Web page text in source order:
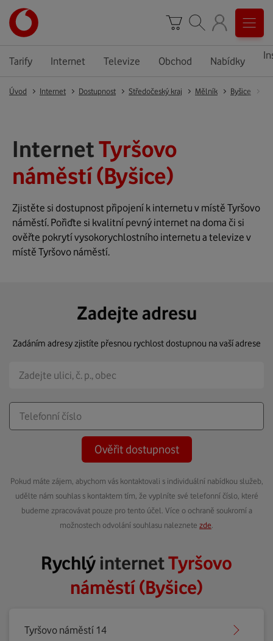
Tarify Internet Televize Obchod Nabídky
Úvod Internet Dostupnost Středočeský kraj Mělník Byšice
InternetTyršovo
náměstí (Byšice)
Zjistěte si dostupnost připojení k internetu v místě Tyršovo
náměstí. Pořiďte si kvalitní pevný internet na doma či si
ověřte pokrytí vysokorychlostního internetu a televize v
místě Tyršovo náměstí.
Zadejte adresu
Zadáním adresy zjistíte přesnou rychlost dostupnou na vaší adrese
Ověřit dostupnost
Pokud máte zájem, abychom vás kontaktovali s individuální nabídkou služeb,
udělte nám souhlas s kontaktem tím, že vyplníte své telefonní číslo, které
budeme zpracovávat pouze pro tento účel. Více o ochraně soukromí a
možnostech odvolání souhlasu naleznete zde
RychlýinternetTyršovo
náměstí (Byšice)
Tyršovo náměstí 14